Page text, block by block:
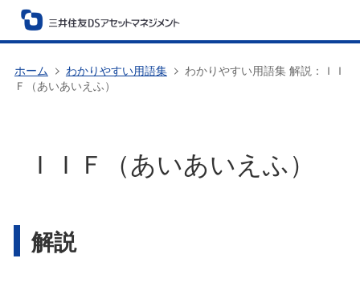
ホーム わかりやすい用語集
わかりやすい用語集 解説：ＩＩ
Ｆ（あいあいえふ）
ＩＩＦ（あいあいえふ）
解説